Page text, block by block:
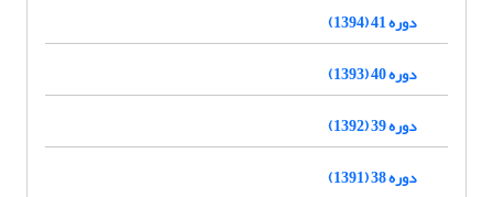
دوره 41 (1394)
دوره 40 (1393)
دوره 39 (1392)
دوره 38 (1391)